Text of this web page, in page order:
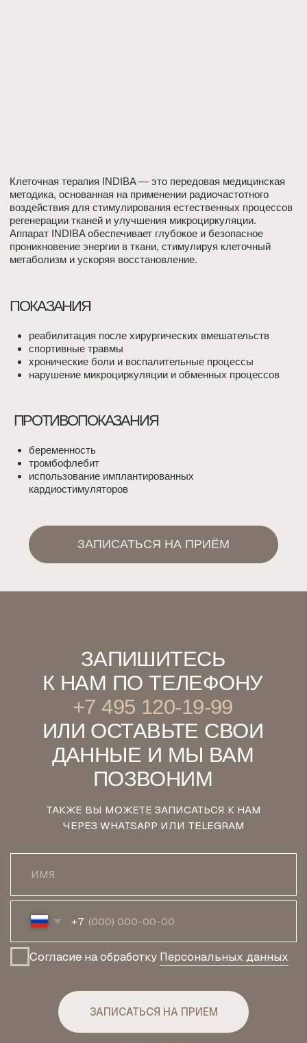
ЗАПИШИТЕСЬ
К НАМ ПО ТЕЛЕФОНУ
+7 495 120-19-99
ИЛИ ОСТАВЬТЕ СВОИ
Согласие на обработкуПерсональных данных
ЗАПИСАТЬСЯ НА ПРИЕМ
ПАЦИЕНТАМ
О НАС
УСЛУГИ
СПЕЦИАЛИСТЫ
ГАЛЕРЕЯ РАБОТ
КОНТАКТЫ
СОЦСЕТИ
ТЕЛЕГРАМ
ВКОНТАКТЕ
+7 495 120 19 99
БОЛЬШОЙ
ПЕРЕУЛОК, 9 К. 1
ПРАВОВЫЕ
КОНФИДЕНЦИАЛЬНОСТИ